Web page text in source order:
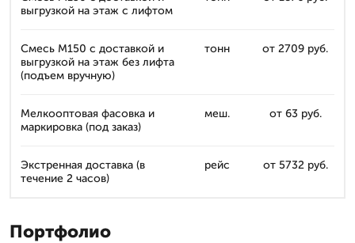
выгрузкой на этаж с лифтом
Смесь М150 с доставкой и
выгрузкой на этаж без лифта
(подъем вручную)
тонн от 2709 руб.
Мелкооптовая фасовка и
маркировка (под заказ)
меш. от 63 руб.
Экстренная доставка (в
течение 2 часов)
рейс от 5732 руб.
Портфолио